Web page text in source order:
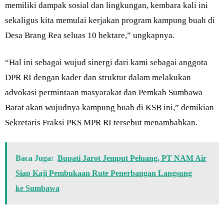
memiliki dampak sosial dan lingkungan, kembara kali ini
sekaligus kita memulai kerjakan program kampung buah di
Desa Brang Rea seluas 10 hektare,” ungkapnya.
“Hal ini sebagai wujud sinergi dari kami sebagai anggota
DPR RI dengan kader dan struktur dalam melakukan
advokasi permintaan masyarakat dan Pemkab Sumbawa
Barat akan wujudnya kampung buah di KSB ini,” demikian
Sekretaris Fraksi PKS MPR RI tersebut menambahkan.
Baca Juga: Bupati Jarot Jemput Peluang, PT NAM Air
Siap Kaji Pembukaan Rute Penerbangan Langsung
ke Sumbawa